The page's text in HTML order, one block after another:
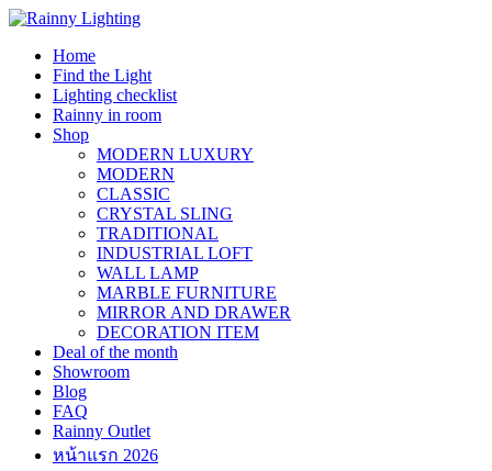
Skip
contentHome
Find the Light
Lighting checklist
Rainny in room
Shop
MODERN LUXURY
MODERN
CLASSIC
CRYSTAL SLING
TRADITIONAL
INDUSTRIAL LOFT
WALL LAMP
MARBLE FURNITURE
MIRROR AND DRAWER
DECORATION ITEM
Deal of the month
Showroom
Blog
FAQ
Rainny Outlet
หน้าแรก 2026